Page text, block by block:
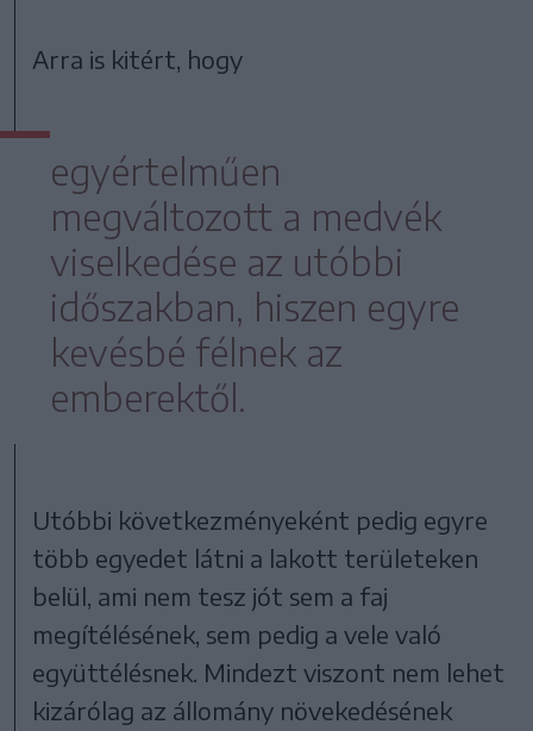
Arra is kitért, hogy
egyértelműen
megváltozott a medvék
viselkedése az utóbbi
időszakban, hiszen egyre
kevésbé félnek az
emberektől.
Utóbbi következményeként pedig egyre
több egyedet látni a lakott területeken
belül, ami nem tesz jót sem a faj
megítélésének, sem pedig a vele való
együttélésnek. Mindezt viszont nem lehet
kizárólag az állomány növekedésének